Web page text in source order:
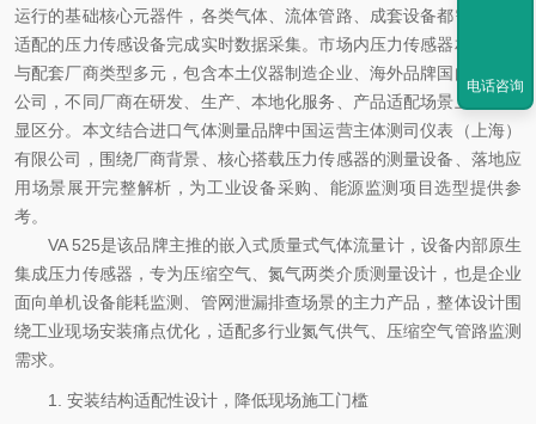
运行的基础核心元器件，各类气体、流体管路、成套设备都需要配套
适配的压力传感设备完成实时数据采集。市场内压力传感器相关生产
与配套厂商类型多元，包含本土仪器制造企业、海外品牌国内运营分
公司，不同厂商在研发、生产、本地化服务、产品适配场景上存在明
显区分。本文结合进口气体测量品牌中国运营主体测司仪表（上海）
有限公司，围绕厂商背景、核心搭载压力传感器的测量设备、落地应
用场景展开完整解析，为工业设备采购、能源监测项目选型提供参
考。
VA 525是该品牌主推的嵌入式质量式气体流量计，设备内部原生
集成压力传感器，专为压缩空气、氮气两类介质测量设计，也是企业
面向单机设备能耗监测、管网泄漏排查场景的主力产品，整体设计围
绕工业现场安装痛点优化，适配多行业氮气供气、压缩空气管路监测
需求。
1. 安装结构适配性设计，降低现场施工门槛
电话咨询